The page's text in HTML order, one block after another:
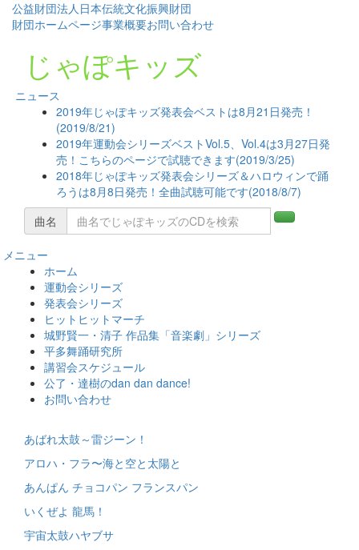
公益財団法人日本伝統文化振興財団
財団ホームページ事業概要お問い合わせ
じゃぽキッズ
ニュース
2019年じゃぽキッズ発表会ベストは8月21日発売！
(2019/8/21)
2019年運動会シリーズベストVol.5、Vol.4は3月27日発
売！こちらのページで試聴できます(2019/3/25)
2018年じゃぽキッズ発表会シリーズ＆ハロウィンで踊
ろうは8月8日発売！全曲試聴可能です(2018/8/7)
曲名
メニュー
ホーム
運動会シリーズ
発表会シリーズ
ヒットヒットマーチ
城野賢一・清子 作品集「音楽劇」シリーズ
平多舞踊研究所
講習会スケジュール
公了・達樹のdan dan dance!
お問い合わせ
あばれ太鼓～雷ジーン！
アロハ・フラ〜海と空と太陽と
あんぱん チョコパン フランスパン
いくぜよ 龍馬！
宇宙太鼓ハヤブサ